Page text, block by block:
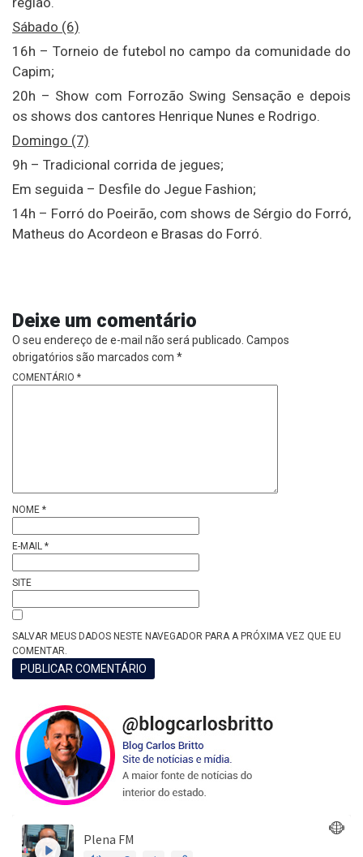
Sábado (6)
16h – Torneio de futebol no campo da comunidade do
Capim;
20h – Show com Forrozão Swing Sensação e depois
os shows dos cantores Henrique Nunes e Rodrigo.
Domingo (7)
9h – Tradicional corrida de jegues;
Em seguida – Desfile do Jegue Fashion;
14h – Forró do Poeirão, com shows de Sérgio do Forró,
Matheus do Acordeon e Brasas do Forró.
Deixe um comentário
O seu endereço de e-mail não será publicado. Campos
obrigatórios são marcados com *
COMENTÁRIO *
NOME *
E-MAIL *
SITE
SALVAR MEUS DADOS NESTE NAVEGADOR PARA A PRÓXIMA VEZ QUE EU
COMENTAR.